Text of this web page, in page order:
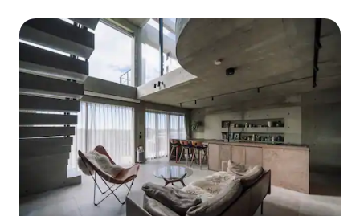
Prenájom Hiluxu